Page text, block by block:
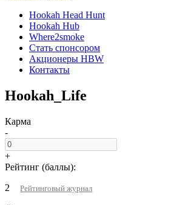
Hookah Head Hunt
Hookah Hub
Where2smoke
Стать спонсором
Акционеры HBW
Контакты
Hookah_Life
Карма
-
+
Рейтинг (баллы):
2
Рейтинговый журнал